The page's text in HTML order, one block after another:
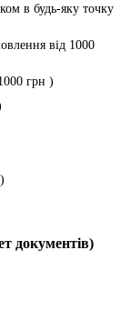
в будь-яку точку
від 1000
грн )
документів)